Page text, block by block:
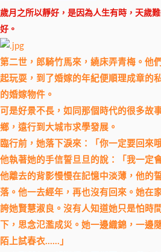
歲月之所以靜好，是因為人生有時，天歲
好。
第二世，郎騎竹馬來，繞床弄青梅。他
起玩耍，到了婚嫁的年紀便順理成章的
的婚嫁物件。
可是好景不長，如同那個時代的很多故
鄉，遠行到大城市求學發展。
臨行前，她落下淚來：「你一定要回來哦
他執著她的手信誓旦旦的說：「我一定
他離去的背影慢慢在記憶中淡薄，他的
落。他一去經年，再也沒有回來。她在
誇她賢慧淑良。沒有人知道她只是怕時
下，思念氾濫成災。她一邊織錦，一邊
陌上試春衣……」